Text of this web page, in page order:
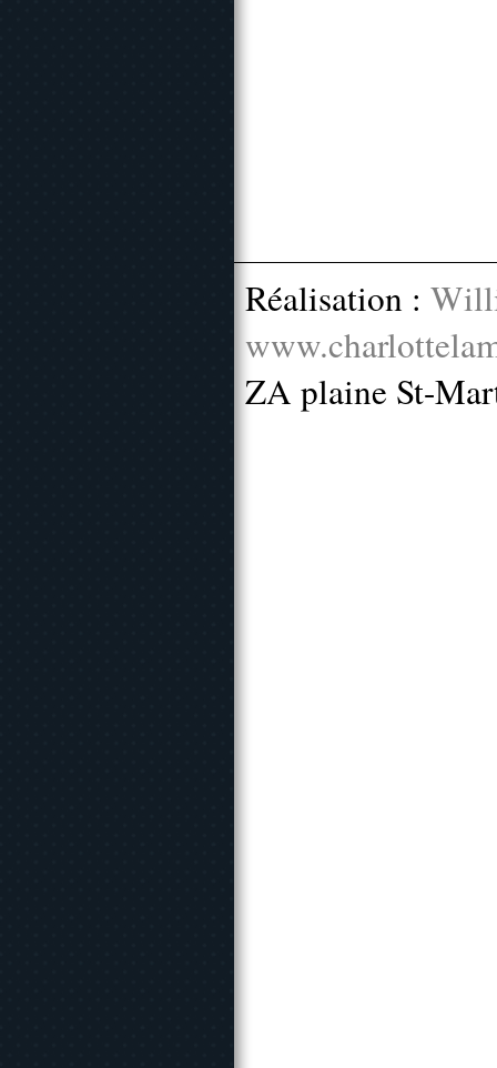
Réalisation :
ZA plaine St-